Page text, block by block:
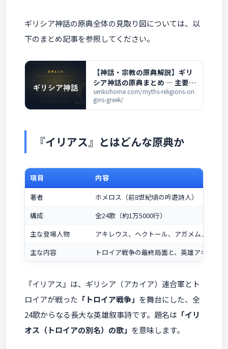
ギリシア神話の原典全体の見取り図については、以
下のまとめ記事を参照してください。
【神話・宗教の原典解説】ギリ
シア神話の原典まとめ ― 主要な
古典と全記事の一覧
senkohome.com/myths-religions-ori
gins-greek/
『イリアス』とはどんな原典か
項目
内容
著者
ホメロス（前8世紀頃の吟遊詩人）
構成
全24歌（約1万5000行）
主な登場人物
アキレウス、ヘクトール、アガメムノン、
主な内容
トロイア戦争の最終局面と、英雄アキレウ
『イリアス』は、ギリシア（アカイア）連合軍とト
ロイアが戦った 「トロイア戦争」 を舞台にした、全
24歌からなる長大な英雄叙事詩です。題名は 「イリ
オス（トロイアの別名）の歌」 を意味します。